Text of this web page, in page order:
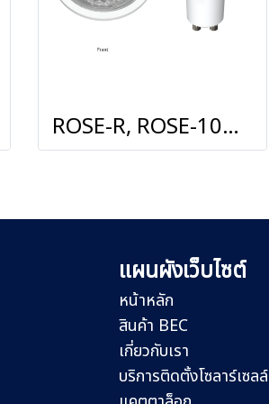
ROSE-R, ROSE-10D หลอด LED MR16 ขั้วหลอด GU10
แผนผังเว็บไซต์
หน้าหลัก
สินค้า BEC
เกี่ยวกับเรา
บริการติดตั้งโซลาร์เซลล์